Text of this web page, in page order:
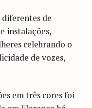
de
instalações,
celebrando o
de vozes,
em três cores foi